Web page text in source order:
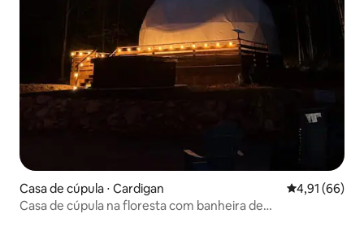
Casa de cúpula ⋅ Cardigan 4,91 de uma
4,91 (66)
Casa de cúpula na floresta com banheira de